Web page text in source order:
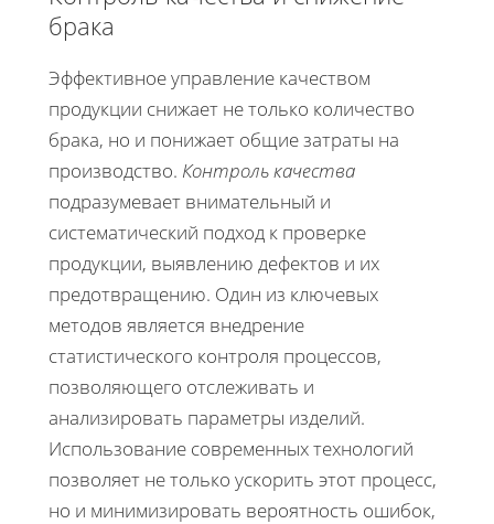
брака
Эффективное управление качеством
продукции снижает не только количество
брака, но и понижает общие затраты на
производство. Контроль качества
подразумевает внимательный и
систематический подход к проверке
продукции, выявлению дефектов и их
предотвращению. Один из ключевых
методов является внедрение
статистического контроля процессов,
позволяющего отслеживать и
анализировать параметры изделий.
Использование современных технологий
позволяет не только ускорить этот процесс,
но и минимизировать вероятность ошибок,